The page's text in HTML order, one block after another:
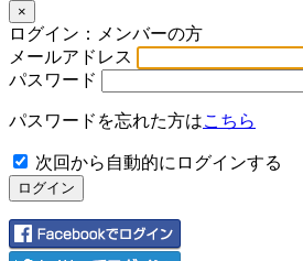
×
ログイン：メンバーの方
メールアドレス
パスワード
パスワードを忘れた方はこちら
次回から自動的にログインする